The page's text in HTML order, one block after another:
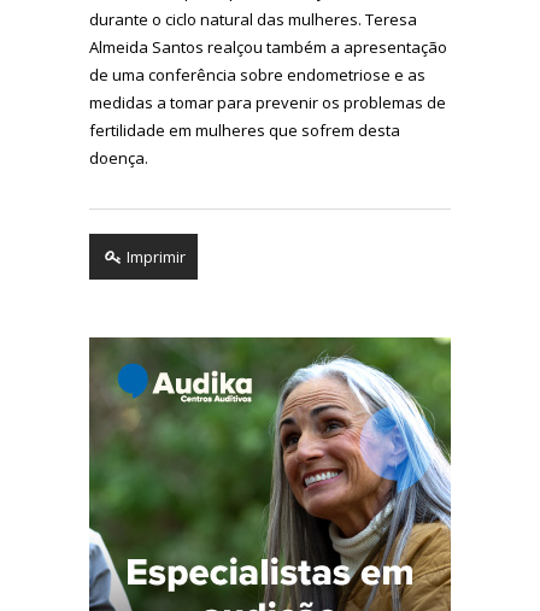
durante o ciclo natural das mulheres. Teresa
Almeida Santos realçou também a apresentação
de uma conferência sobre endometriose e as
medidas a tomar para prevenir os problemas de
fertilidade em mulheres que sofrem desta
doença.
Imprimir